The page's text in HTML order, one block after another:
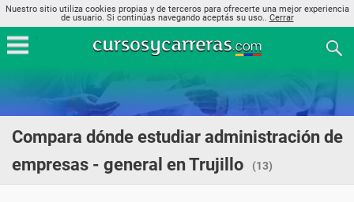
Nuestro sitio utiliza cookies propias y de terceros para ofrecerte una mejor experiencia
de usuario. Si continúas navegando aceptás su uso.. Cerrar
Compara dónde estudiar administración de
empresas - general en Trujillo
(13)